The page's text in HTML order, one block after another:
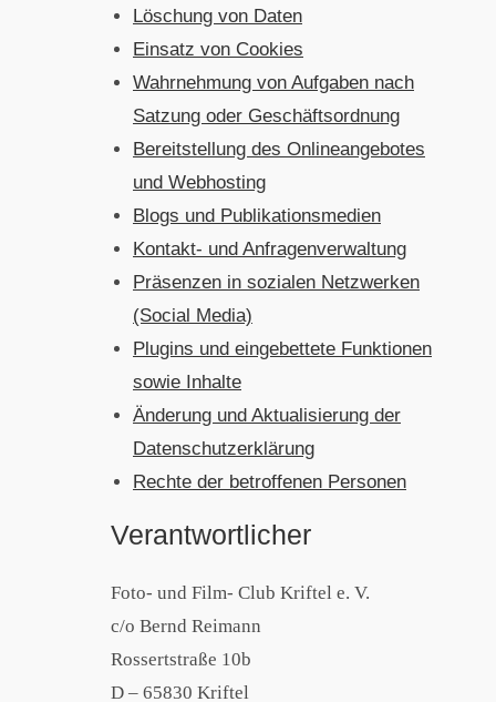
Löschung von Daten
Einsatz von Cookies
Wahrnehmung von Aufgaben nach
Satzung oder Geschäftsordnung
Bereitstellung des Onlineangebotes
und Webhosting
Blogs und Publikationsmedien
Kontakt- und Anfragenverwaltung
Präsenzen in sozialen Netzwerken
(Social Media)
Plugins und eingebettete Funktionen
sowie Inhalte
Änderung und Aktualisierung der
Datenschutzerklärung
Rechte der betroffenen Personen
Verantwortlicher
Foto- und Film- Club Kriftel e. V.
c/o Bernd Reimann
Rossertstraße 10b
D – 65830 Kriftel